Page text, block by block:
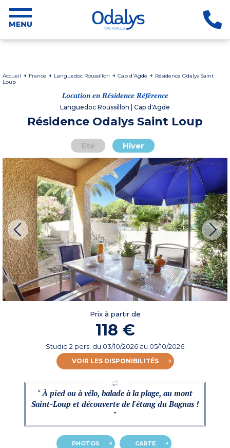
Accueil France Languedoc Roussillon Cap d'Agde
Résidence Odalys Saint
Loup
Location en Résidence Référence
Languedoc Roussillon | Cap d'Agde
Résidence Odalys Saint Loup
Eté Hiver
Prix à partir de
118 €
Studio 2 pers. du 03/10/2026 au 05/10/2026
VOIR LES DISPONIBILITÉS
" À pied ou à vélo, balade à la plage, au mont
Saint-Loup et découverte de l'étang du Bagnas !
"
PHOTOS CARTE